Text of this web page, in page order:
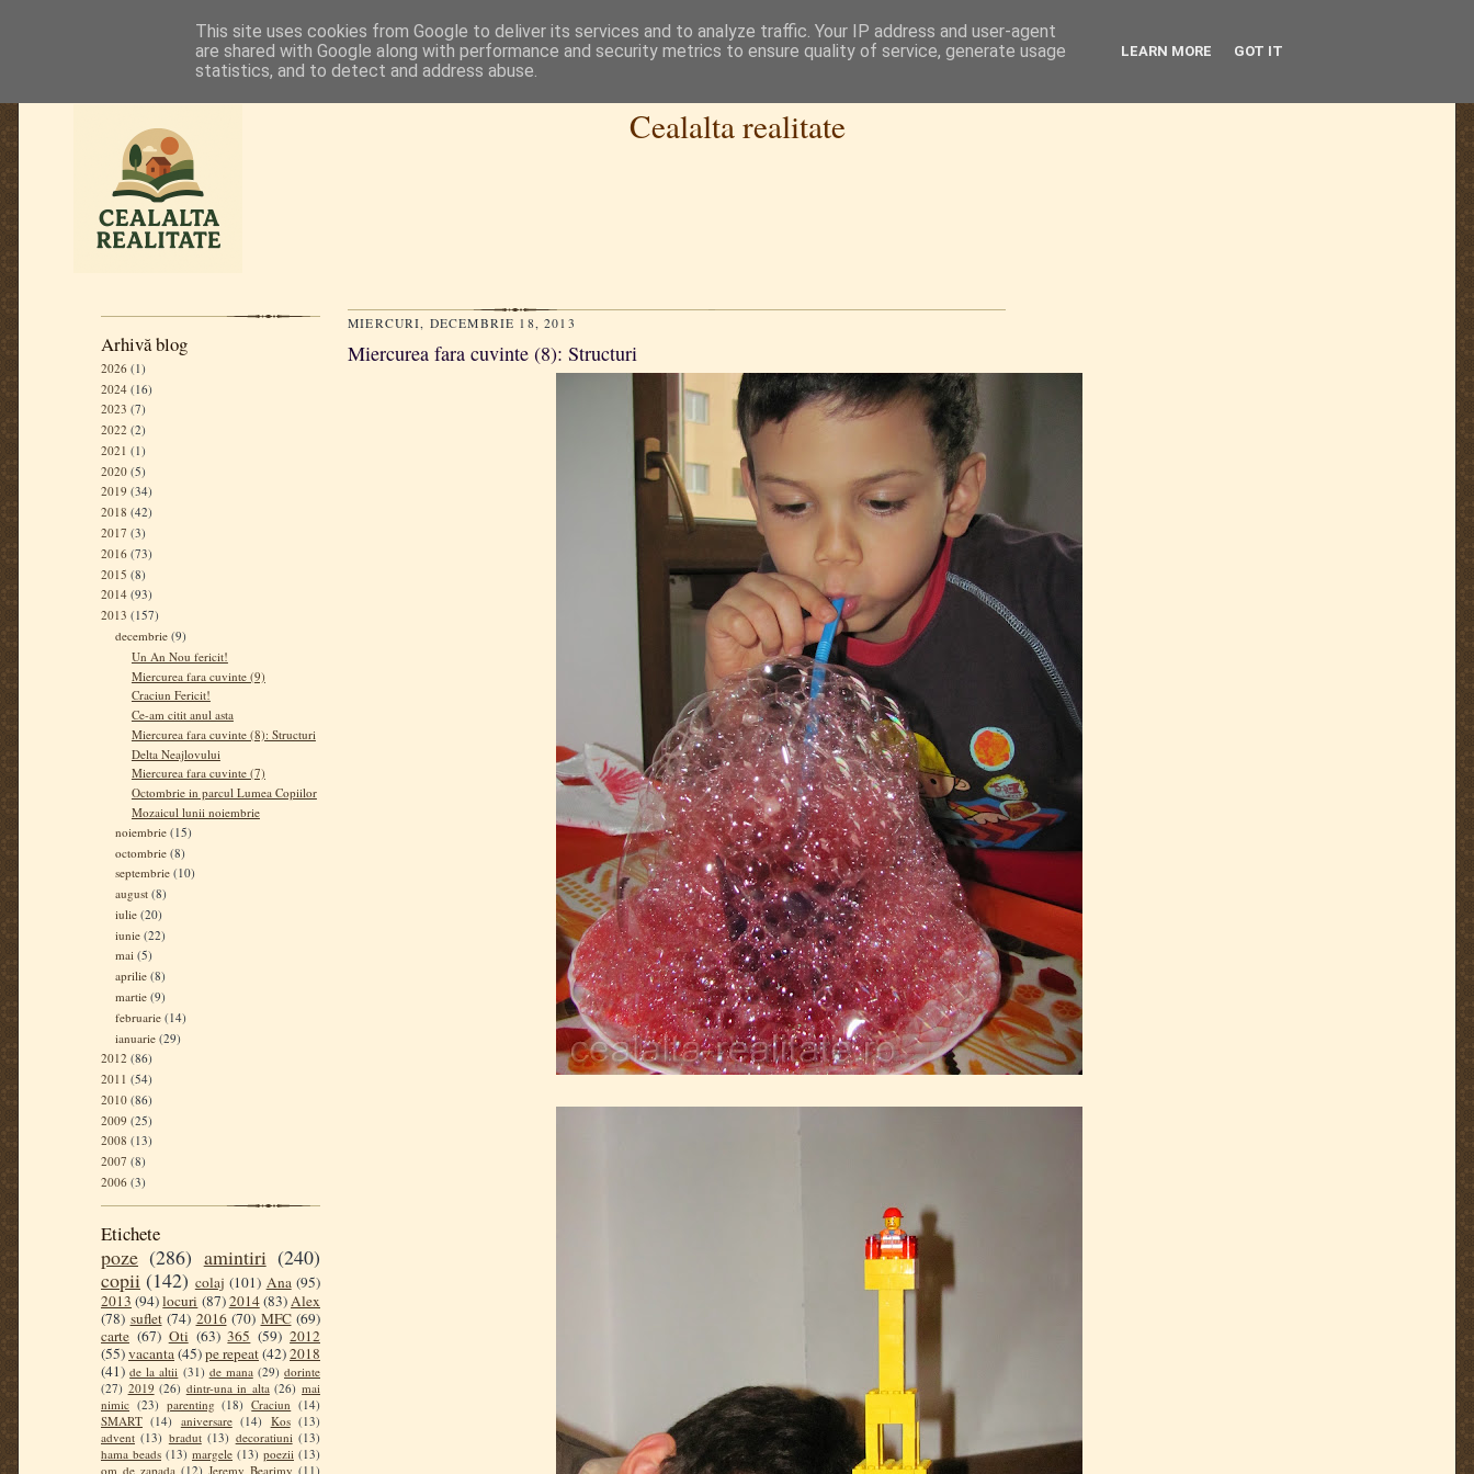
Cealalta realitate
Arhivă blog
2026 (1)
2024 (16)
2023 (7)
2022 (2)
2021 (1)
2020 (5)
2019 (34)
2018 (42)
2017 (3)
2016 (73)
2015 (8)
2014 (93)
2013 (157)
decembrie (9)
Un An Nou fericit!
Miercurea fara cuvinte (9)
Craciun Fericit!
Ce-am citit anul asta
Miercurea fara cuvinte (8): Structuri
Delta Neajlovului
Miercurea fara cuvinte (7)
Octombrie in parcul Lumea Copiilor
Mozaicul lunii noiembrie
noiembrie (15)
octombrie (8)
septembrie (10)
august (8)
iulie (20)
iunie (22)
mai (5)
aprilie (8)
martie (9)
februarie (14)
ianuarie (29)
2012 (86)
2011 (54)
2010 (86)
2009 (25)
2008 (13)
2007 (8)
2006 (3)
Etichete
poze (286) amintiri (240)
copii (142) colaj (101) Ana (95)
2013 (94)locuri (87)2014(83)Alex
(78) suflet (74) 2016 (70) MFC (69)
carte (67) Oti (63) 365 (59) 2012
(55)vacanta(45)pe repeat(42)2018
(41) de la altii (31) de mana (29) dorinte
(27) 2019 (26) dintr-una in alta (26) mai
nimic (23) parenting (18) Craciun (14)
SMART (14) aniversare (14) Kos (13)
advent (13) bradut (13) decoratiuni (13)
hama beads (13) margele (13) poezii (13)
om de zapada (12) Jeremy Bearimy (11)
MIERCURI, DECEMBRIE 18, 2013
Miercurea fara cuvinte (8): Structuri
This site uses cookies from Google to deliver its services and to analyze traffic. Your IP address and user-agent
are shared with Google along with performance and security metrics to ensure quality of service, generate usage
statistics, and to detect and address abuse.
LEARN MORE GOT IT